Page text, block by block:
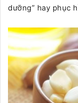
dưỡng” hay phục